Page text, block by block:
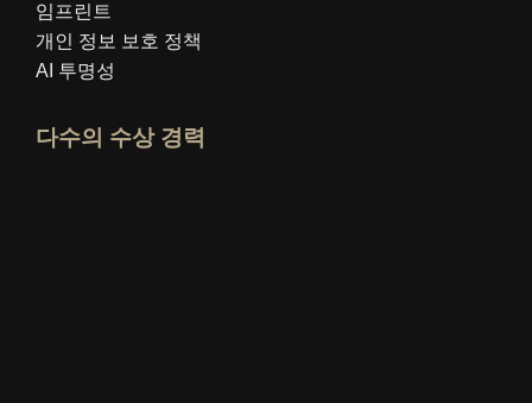
임프린트
개인 정보 보호 정책
AI 투명성
다수의 수상 경력